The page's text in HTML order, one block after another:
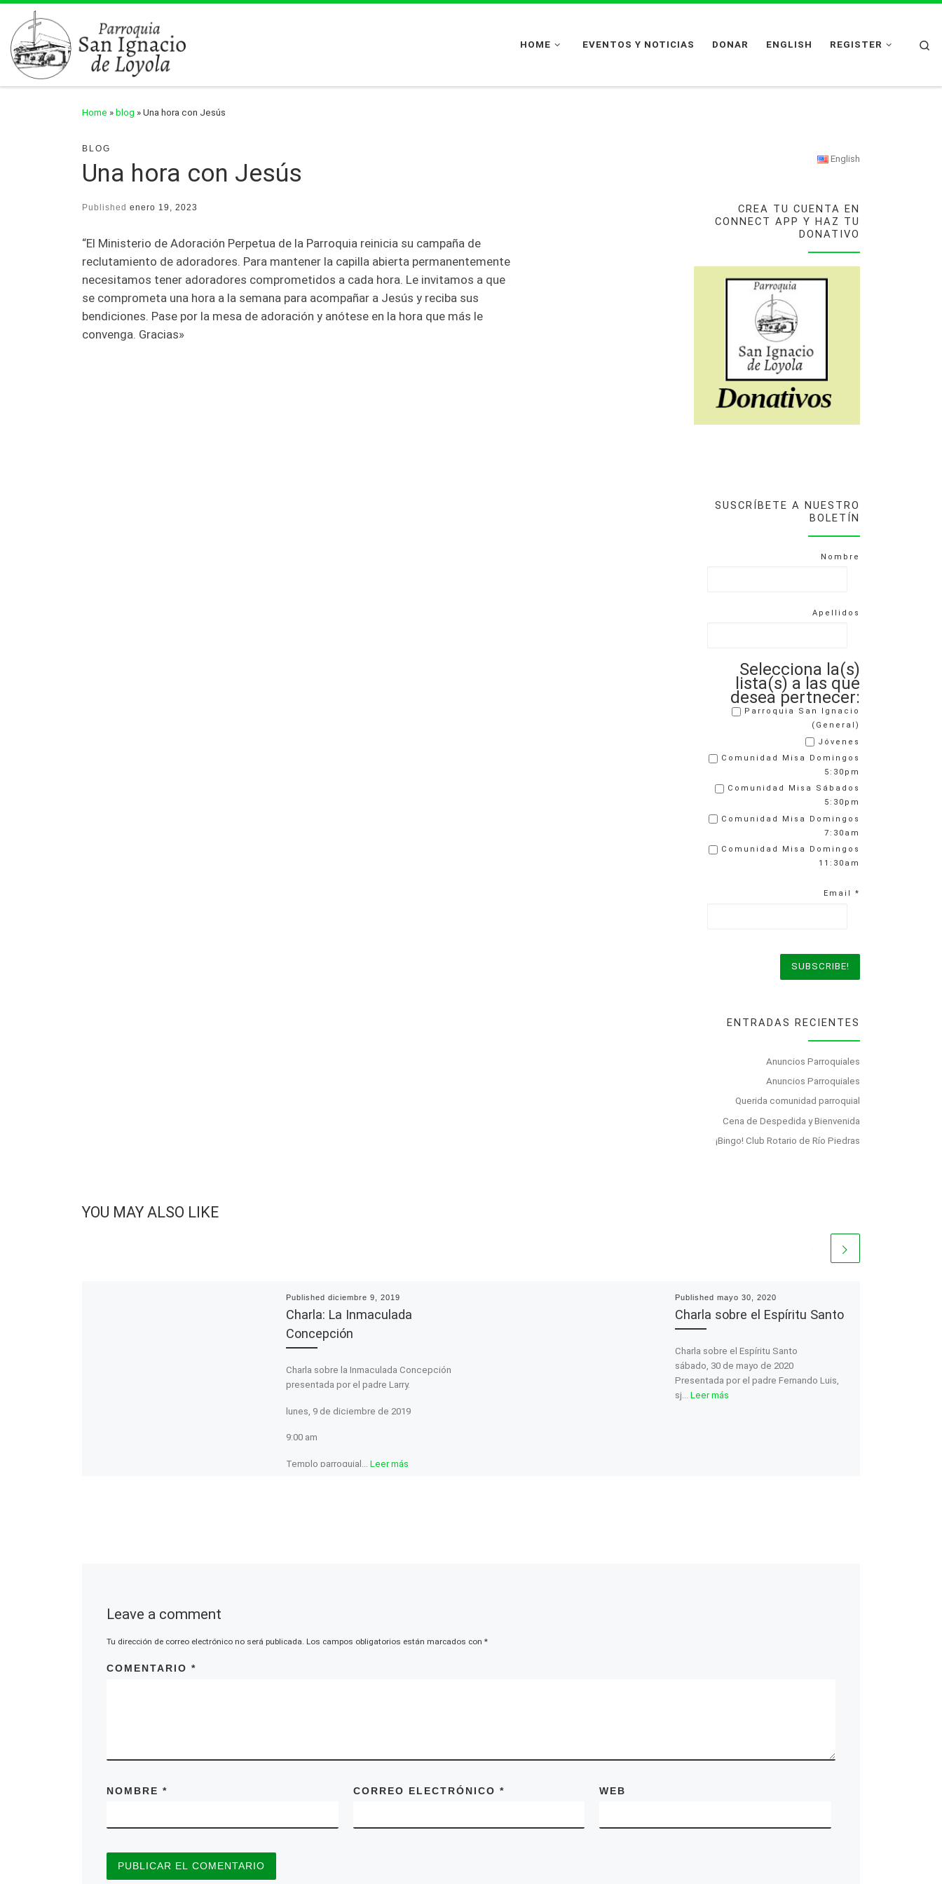
Skip to content
HOME EVENTOS Y NOTICIAS DONAR ENGLISH REGISTER
Home » blog » Una hora con Jesús
BLOG
Una hora con Jesús
Published enero 19, 2023
“El Ministerio de Adoración Perpetua de la Parroquia reinicia su campaña de
reclutamiento de adoradores. Para mantener la capilla abierta permanentemente
necesitamos tener adoradores comprometidos a cada hora. Le invitamos a que
se comprometa una hora a la semana para acompañar a Jesús y reciba sus
bendiciones. Pase por la mesa de adoración y anótese en la hora que más le
convenga. Gracias»
YOU MAY ALSO LIKE
Published diciembre 9, 2019
Charla: La Inmaculada
Concepción
Charla sobre la Inmaculada Concepción
presentada por el padre Larry.
lunes, 9 de diciembre de 2019
9:00 am
Templo parroquial… Leer más
Published mayo 30, 2020
Charla sobre el Espíritu Santo
Charla sobre el Espíritu Santo
sábado, 30 de mayo de 2020
Presentada por el padre Fernando Luis,
sj… Leer más
Leave a comment
Tu dirección de correo electrónico no será publicada. Los campos obligatorios están marcados con*
COMENTARIO*
NOMBRE* CORREO ELECTRÓNICO * WEB
English
CREA TU CUENTA EN
CONNECT APP Y HAZ TU
DONATIVO
SUSCRÍBETE A NUESTRO
BOLETÍN
Nombre
Apellidos
Selecciona la(s)
lista(s) a las que
desea pertnecer:
Parroquia San Ignacio
(General)
Jóvenes
Comunidad Misa Domingos
5:30pm
Comunidad Misa Sábados
5:30pm
Comunidad Misa Domingos
7:30am
Comunidad Misa Domingos
11:30am
Email *
ENTRADAS RECIENTES
Anuncios Parroquiales
Anuncios Parroquiales
Querida comunidad parroquial
Cena de Despedida y Bienvenida
¡Bingo! Club Rotario de Río Piedras